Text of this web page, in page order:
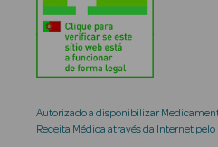
Autorizado a disponibilizar
Receita Médica através da Internet pelo